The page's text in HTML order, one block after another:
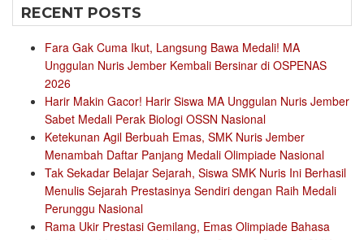
RECENT POSTS
Fara Gak Cuma Ikut, Langsung Bawa Medali! MA
Unggulan Nuris Jember Kembali Bersinar di OSPENAS
2026
Harir Makin Gacor! Harir Siswa MA Unggulan Nuris Jember
Sabet Medali Perak Biologi OSSN Nasional
Ketekunan Agil Berbuah Emas, SMK Nuris Jember
Menambah Daftar Panjang Medali Olimpiade Nasional
Tak Sekadar Belajar Sejarah, Siswa SMK Nuris Ini Berhasil
Menulis Sejarah Prestasinya Sendiri dengan Raih Medali
Perunggu Nasional
Rama Ukir Prestasi Gemilang, Emas Olimpiade Bahasa